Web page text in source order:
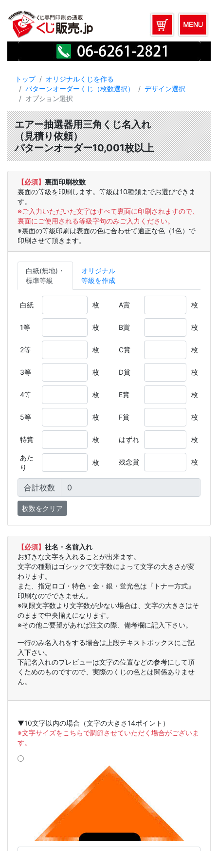
トップ
オリジナルくじを作る
パターンオーダーくじ（枚数選択）
デザイン選択
オプション選択
エアー抽選器用三角くじ名入れ
（見積り依頼）
パターンオーダー10,001枚以上
【必須】 裏面印刷枚数
裏面の等級を印刷します。等級は10種類までお選びできま
す。
※ご入力いただいた文字はすべて裏面に印刷されますので、
裏面にご使用される等級字句のみご入力ください。
※裏面の等級印刷は表面の色に合わせて適正な色（1色）で
印刷させて頂きます。
白紙(無地)・
標準等級
オリジナル
等級を作成
白紙 枚
1等 枚
2等 枚
3等 枚
4等 枚
5等 枚
特賞 枚
あた
り
枚
A賞 枚
B賞 枚
C賞 枚
D賞 枚
E賞 枚
F賞 枚
はずれ 枚
残念賞 枚
合計枚数
【必須】 社名・名前入れ
お好きな文字を入れることが出来ます。
文字の種類はゴシックで文字数によって文字の大きさが変
わります。
また、指定ロゴ・特色・金・銀・蛍光色は『トナー方式』
印刷なのでできません。
※制限文字数より文字数が少ない場合は、文字の大きさはそ
のままで中央揃えになります。
※その他ご要望があれば注文の際、備考欄に記入下さい。
一行のみ名入れをする場合は上段テキストボックスにご記
入下さい。
下記名入れのプレビューは文字の位置などの参考にして頂
くためのものですので、実際のくじの色とは関係ありませ
ん。
▼10文字以内の場合（文字の大きさ14ポイント）
※文字サイズをこちらで調節させていただく場合がございま
す。